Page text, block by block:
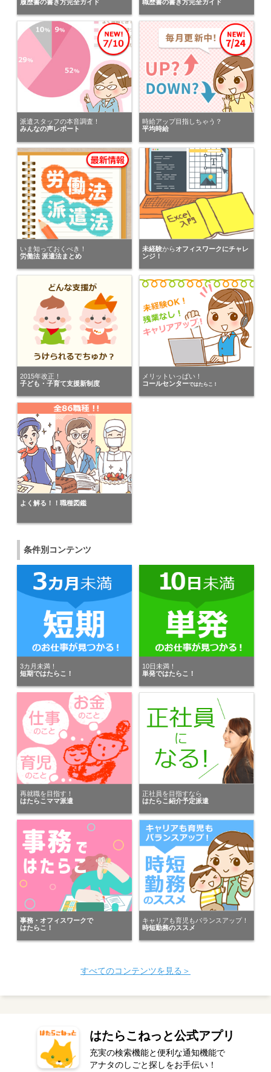
株式会社アソウ・ヒューマニーセンター 九州エリア
にキニナルを送りました。
福岡県の女性が
パーソルテンプスタッフ株式会社
にキニナルを送りました。
福岡県の女性が
トランスコスモスパートナーズ株式会社
にキニナルを送りました。
福岡県の女性が
パーソルテンプスタッフ株式会社
にキニナルを送りました。
履歴書の書き方完全ガイド 職歴書の書き方完全ガイド
派遣スタッフの本音調査！
みんなの声レポート
時給アップ目指しちゃう？
平均時給
いま知っておくべき！
労働法 派遣法まとめ
未経験からオフィスワークにチャレ
ンジ！
2015年改正！
子ども・子育て支援新制度
メリットいっぱい！
コールセンターではたらこ！
よく解る！！職種図鑑
条件別コンテンツ
3カ月未満！
短期ではたらこ！
10日未満！
単発ではたらこ！
再就職を目指す！
はたらこママ派遣
正社員を目指すなら
はたらこ紹介予定派遣
事務・オフィスワークで
はたらこ！
キャリアも育児もバランスアップ！
時短勤務のススメ
すべてのコンテンツを見る＞
はたらこねっと公式アプリ
充実の検索機能と便利な通知機能で
アナタのしごと探しをお手伝い！